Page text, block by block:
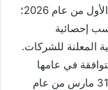
الشركات المدرجة ببورصة الكويت خلال الربع الأول من عام 2026؛
بحسب إحصائية
المعلنة للشركات.
متوافقة في عامها
المالي – صافي ربح في الربع الأول المنتهي بـ31 مارس من عام